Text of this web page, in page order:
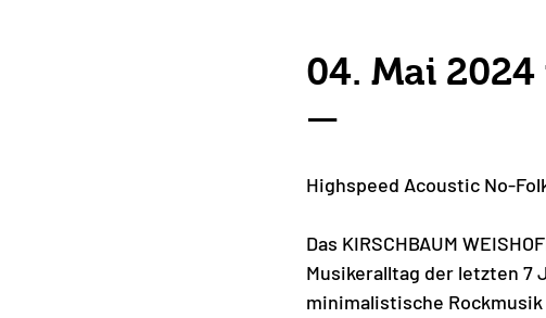
04. Mai
—
Highspeed Acoustic No-
Das KIRSCHBAUM
Musikeralltag der letzten 7
minimalistische